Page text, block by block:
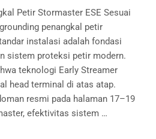
Petir Stormaster ESE Sesuai
penangkal petir
instalasi adalah fondasi
sistem proteksi petir modern.
teknologi Early Streamer
head terminal di atas atap.
resmi pada halaman 17–19
efektivitas sistem …